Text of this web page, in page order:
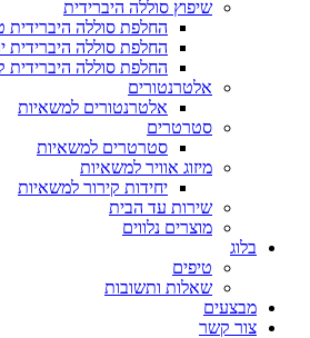
שיפוץ סוללה היברידית
החלפת סוללה היברידית
החלפת סוללה היברידית
החלפת סוללה היברידית
אלטרנטורים
אלטרנטורים למשאיות
סטרטרים
סטרטרים למשאיות
מיזוג אוויר למשאיות
יחידות קירור למשאיות
שירות עד הבית
מוצרים נלווים
בלוג
טיפים
שאלות ותשובות
מבצעים
צור קשר